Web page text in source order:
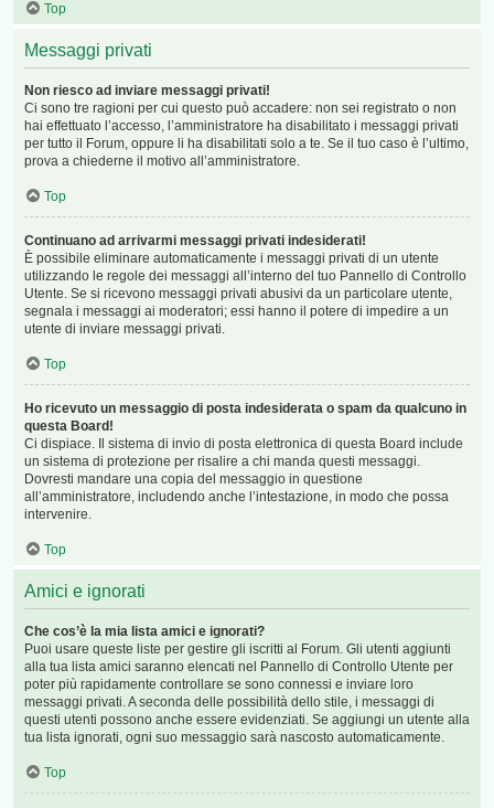
Top
Messaggi privati
Non riesco ad inviare messaggi privati!
Ci sono tre ragioni per cui questo può accadere: non sei registrato o non
hai effettuato l’accesso, l’amministratore ha disabilitato i messaggi privati
per tutto il Forum, oppure li ha disabilitati solo a te. Se il tuo caso è l’ultimo,
prova a chiederne il motivo all’amministratore.
Top
Continuano ad arrivarmi messaggi privati indesiderati!
È possibile eliminare automaticamente i messaggi privati ​​di un utente
utilizzando le regole dei messaggi all’interno del tuo Pannello di Controllo
Utente. Se si ricevono messaggi privati ​​abusivi da un particolare utente,
segnala i messaggi ai moderatori; essi hanno il potere di impedire a un
utente di inviare messaggi privati​​.
Top
Ho ricevuto un messaggio di posta indesiderata o spam da qualcuno in
questa Board!
Ci dispiace. Il sistema di invio di posta elettronica di questa Board include
un sistema di protezione per risalire a chi manda questi messaggi.
Dovresti mandare una copia del messaggio in questione
all’amministratore, includendo anche l’intestazione, in modo che possa
intervenire.
Top
Amici e ignorati
Che cos’è la mia lista amici e ignorati?
Puoi usare queste liste per gestire gli iscritti al Forum. Gli utenti aggiunti
alla tua lista amici saranno elencati nel Pannello di Controllo Utente per
poter più rapidamente controllare se sono connessi e inviare loro
messaggi privati. A seconda delle possibilità dello stile, i messaggi di
questi utenti possono anche essere evidenziati. Se aggiungi un utente alla
tua lista ignorati, ogni suo messaggio sarà nascosto automaticamente.
Top